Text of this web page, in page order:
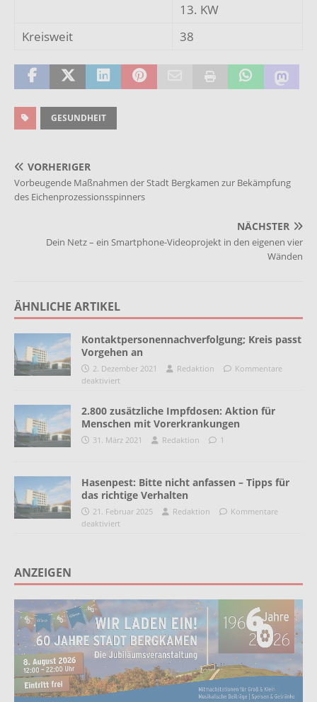
13. KW
Kreisweit
38
GESUNDHEIT
VORHERIGER
Vorbeugende Maßnahmen der Stadt Bergkamen zur Bekämpfung
des Eichenprozessionsspinners
NÄCHSTER
Dein Netz – ein Smartphone-Videoprojekt in den eigenen vier
Wänden
ÄHNLICHE ARTIKEL
Kontaktpersonennachverfolgung; Kreis passt
Vorgehen an
2. Dezember 2021 Redaktion
Kommentare
deaktiviert
2.800 zusätzliche Impfdosen: Aktion für
Menschen mit Vorerkrankungen
31. März 2021 Redaktion 1
Hasenpest: Bitte nicht anfassen – Tipps für
das richtige Verhalten
21. Februar 2025 Redaktion
Kommentare
deaktiviert
ANZEIGEN